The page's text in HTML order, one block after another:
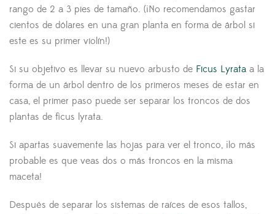
rango de 2 a 3 pies de tamaño. (¡No recomendamos gastar
cientos de dólares en una gran planta en forma de árbol si
este es su primer violín!)
Si su objetivo es llevar su nuevo arbusto de Ficus Lyrata a la
forma de un árbol dentro de los primeros meses de estar en
casa, el primer paso puede ser separar los troncos de dos
plantas de ficus lyrata.
Si apartas suavemente las hojas para ver el tronco, ¡lo más
probable es que veas dos o más troncos en la misma
maceta!
Después de separar los sistemas de raíces de esos tallos,